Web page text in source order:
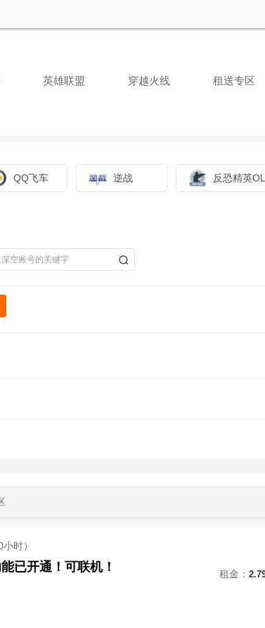
英雄联盟 穿越火线 租送专区
QQ飞车 逆战 反恐精英OL
时）
已开通！可联机！ 租金：